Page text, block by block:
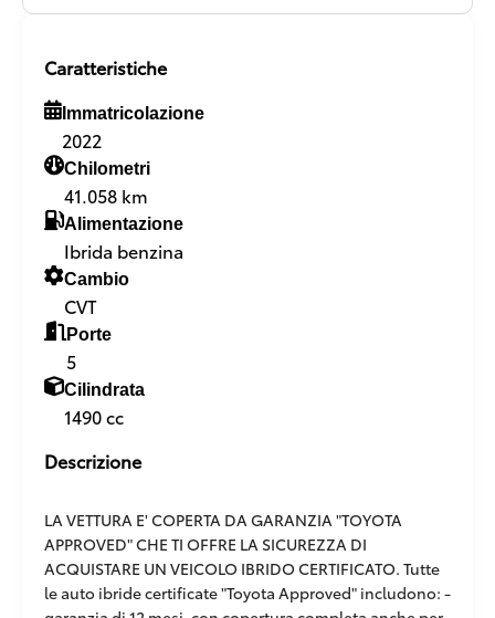
Caratteristiche
Immatricolazione
2022
Chilometri
41.058 km
Alimentazione
Ibrida benzina
Cambio
CVT
Porte
5
Cilindrata
1490 cc
Descrizione
LA VETTURA E' COPERTA DA GARANZIA "TOYOTA
APPROVED" CHE TI OFFRE LA SICUREZZA DI
ACQUISTARE UN VEICOLO IBRIDO CERTIFICATO. Tutte
le auto ibride certificate "Toyota Approved" includono: -